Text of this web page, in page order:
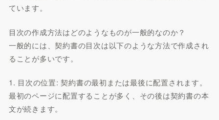
ています。
目次の作成方法はどのようなものが一般的なのか？
一般的には、契約書の目次は以下のような方法で作成され
ることが多いです。
1. 目次の位置: 契約書の最初または最後に配置されます。
最初のページに配置することが多く、その後は契約書の本
文が続きます。